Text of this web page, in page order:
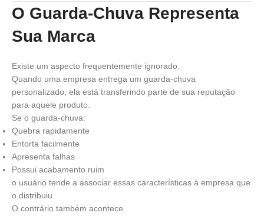
O Guarda-Chuva Representa
Sua Marca
Existe um aspecto frequentemente ignorado.
Quando uma empresa entrega um guarda-chuva
personalizado, ela está transferindo parte de sua reputação
para aquele produto.
Se o guarda-chuva:
Quebra rapidamente
Entorta facilmente
Apresenta falhas
Possui acabamento ruim
o usuário tende a associar essas características à empresa que
o distribuiu.
O contrário também acontece.